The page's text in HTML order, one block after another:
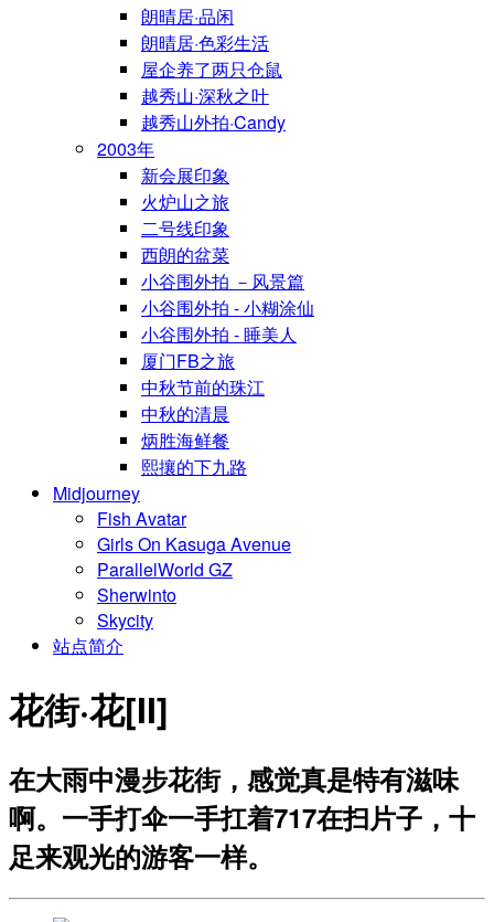
朗晴居·品闲
朗晴居·色彩生活
屋企养了两只仓鼠
越秀山·深秋之叶
越秀山外拍·Candy
2003年
新会展印象
火炉山之旅
二号线印象
西朗的盆菜
小谷围外拍 －风景篇
小谷围外拍 - 小糊涂仙
小谷围外拍 - 睡美人
厦门FB之旅
中秋节前的珠江
中秋的清晨
炳胜海鲜餐
熙攘的下九路
Midjourney
Fish Avatar
Girls On Kasuga Avenue
ParallelWorld GZ
Sherwinto
Skycity
站点简介
花街·花[II]
在大雨中漫步花街，感觉真是特有滋味
啊。一手打伞一手扛着717在扫片子，十
足来观光的游客一样。